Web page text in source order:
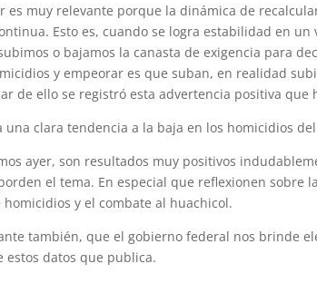
es muy relevante porque la dinámica de
Esto es, cuando se logra estabilidad en
o bajamos la canasta de exigencia para
y empeorar es que suban, en realidad
de ello se registró esta advertencia positiva que
una clara tendencia a la baja en los homicidios
ayer, son resultados muy positivos
el tema. En especial que reflexionen sobre
homicidios y el combate al huachicol.
también, que el gobierno federal nos brinde
estos datos que publica.